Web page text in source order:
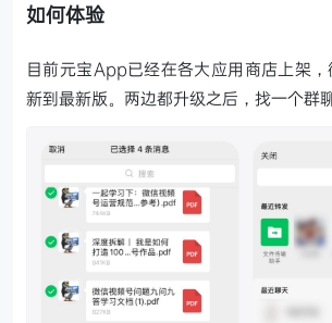
如何体验
目前元宝App已经在各大应用商店上架
新到最新版。两边都升级之后，找一个群